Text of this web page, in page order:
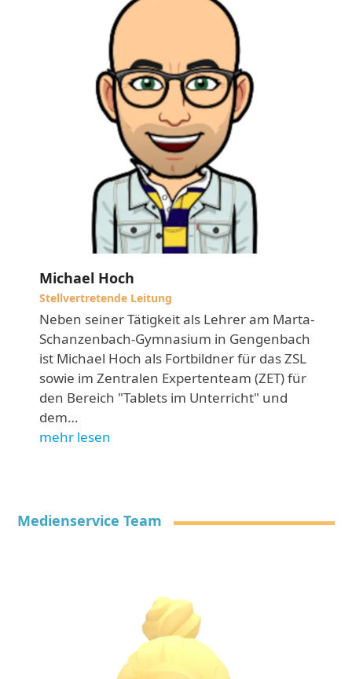
Michael Hoch
Stellvertretende Leitung
Neben seiner Tätigkeit als Lehrer am Marta-
Schanzenbach-Gymnasium in Gengenbach
ist Michael Hoch als Fortbildner für das ZSL
sowie im Zentralen Expertenteam (ZET) für
den Bereich "Tablets im Unterricht" und
dem…
mehr lesen
Medienservice Team